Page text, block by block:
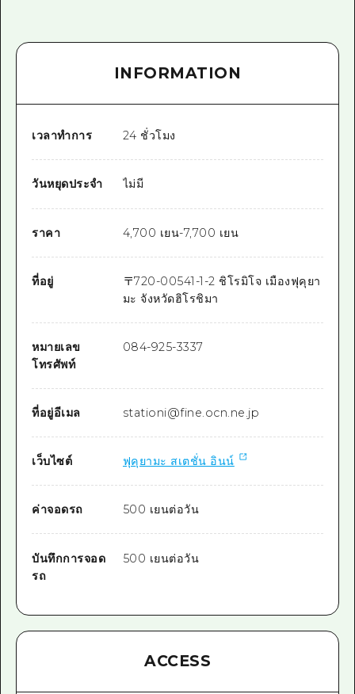
INFORMATION
เวลาทำการ 24 ชั่วโมง
วันหยุดประจำ ไม่มี
ราคา 4,700 เยน-7,700 เยน
ที่อยู่ 〒720-00541-1-2 ชิโรมิโจ เมืองฟุคุยา
มะ จังหวัดฮิโรชิมา
หมายเลข
โทรศัพท์
084-925-3337
ที่อยู่อีเมล stationi@fine.ocn.ne.jp
เว็บไซต์ ฟุคุยามะ สเตชั่น อินน์
ค่าจอดรถ 500 เยนต่อวัน
บันทึกการจอด
รถ
500 เยนต่อวัน
ACCESS